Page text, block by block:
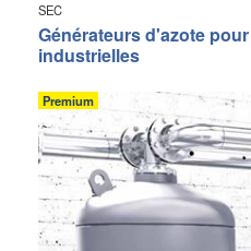
SEC
Générateurs d'azote
industrielles
Premium